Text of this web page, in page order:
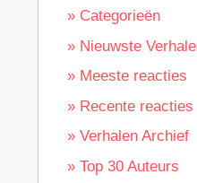
» Categorieën
» Nieuwste
» Meeste reacties
» Recente reacties
» Verhalen Archief
» Top 30 Auteurs